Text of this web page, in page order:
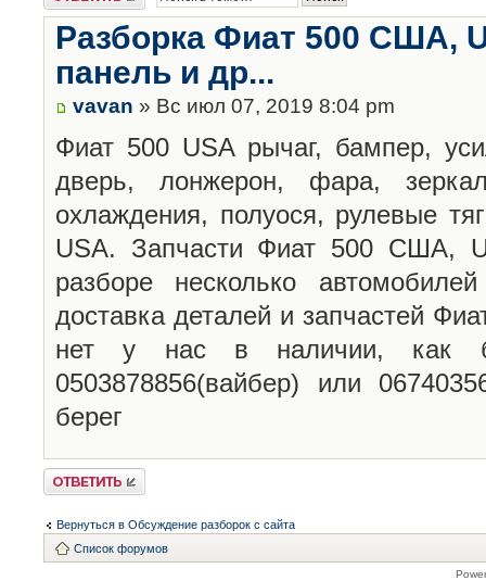
Разборка Фиат 500 США,
панель и др...
vavan » Вс июл 07, 2019 8:04 pm
Фиат 500 USA рычаг, бампер,
дверь, лонжерон, фара,
охлаждения, полуося, рулевые
USA. Запчасти Фиат 500 США,
разборе несколько
доставка деталей и запчастей
нет у нас в наличии, как
0503878856(вайбер) или
берег
Ответить
Вернуться в Обсуждение разборок с сайта
Список форумов